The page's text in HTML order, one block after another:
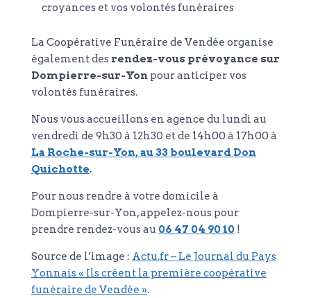
croyances et vos volontés funéraires
La Coopérative Funéraire de Vendée organise
également des rendez-vous prévoyance sur
Dompierre-sur-Yonpour anticiper vos
volontés funéraires.
Nous vous accueillons en agence du lundi au
vendredi de 9h30 à 12h30 et de 14h00 à 17h00 à
La Roche-sur-Yon, au 33 boulevard Don
Quichotte.
Pour nous rendre à votre domicile à
Dompierre-sur-Yon, appelez-nous pour
prendre rendez-vous au 06 47 04 90 10!
Source de l’image : Actu.fr – Le Journal du Pays
Yonnais « Ils créent la première coopérative
funéraire de Vendée ».